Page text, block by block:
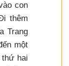
con
thêm
Trang
một
hai